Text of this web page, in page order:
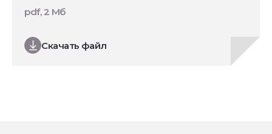
Скачать файл
pdf, 2 Мб